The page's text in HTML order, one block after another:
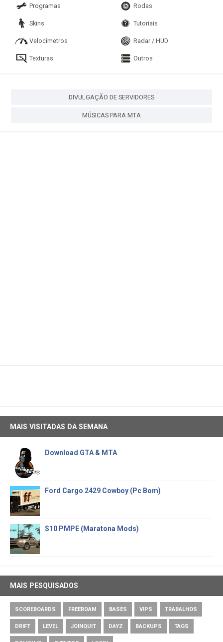
Programas Rodas
Skins Tutoriais
Velocímetros Radar / HUD
Texturas Outros
DIVULGAÇÃO DE SERVIDORES
MÚSICAS PARA MTA
MAIS VISITADAS DA SEMANA
Download GTA & MTA
Ford Cargo 2429 Cowboy (Pc Bom)
S10 PMPE (Maratona Mods)
MAIS PESQUISADOS
SCOREBOARDS FREEROAM BASES VIPS TRABALHOS
DRIFT LEVEL JOINQUIT DAYZ BACKUPS TAGS